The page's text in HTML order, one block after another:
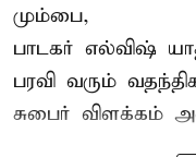
மும்பை,
பாடகர் எல்விஷ்
பரவி வரும்
சுபைர் விளக்கம்